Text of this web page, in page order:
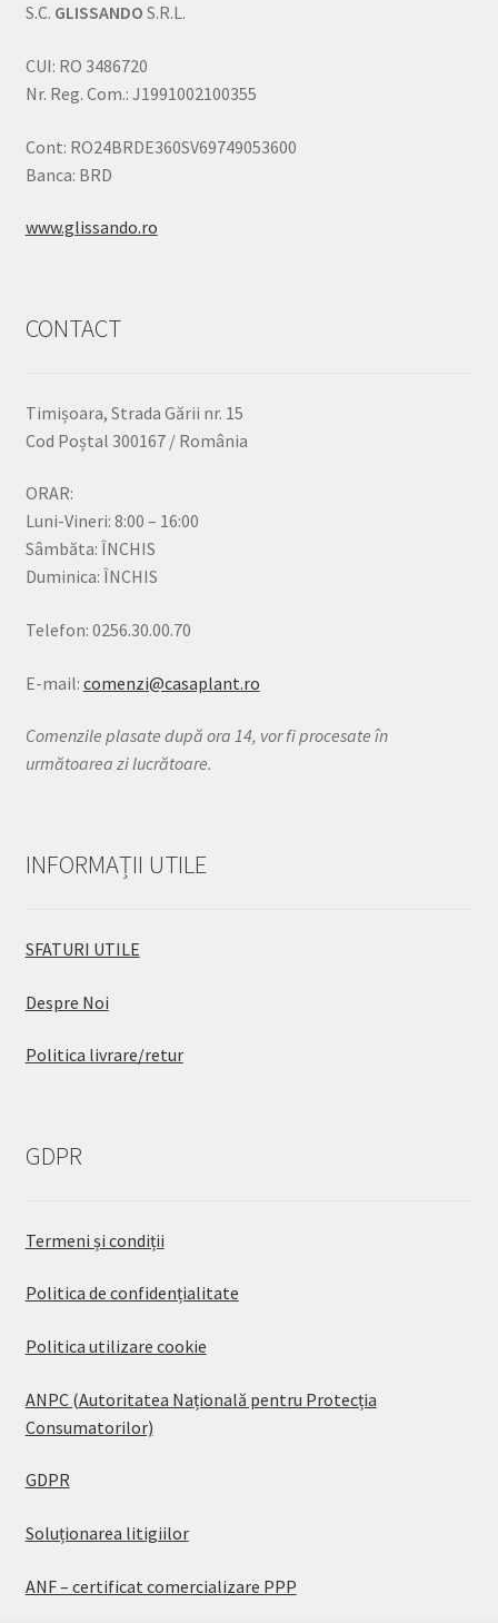
S.C. GLISSANDO S.R.L.
CUI: RO 3486720
Nr. Reg. Com.: J1991002100355
Cont: RO24BRDE360SV69749053600
Banca: BRD
www.glissando.ro
CONTACT
Timișoara, Strada Gării nr. 15
Cod Poștal 300167 / România
ORAR:
Luni-Vineri: 8:00 – 16:00
Sâmbăta: ÎNCHIS
Duminica: ÎNCHIS
Telefon: 0256.30.00.70
E-mail: comenzi@casaplant.ro
Comenzile plasate după ora 14, vor fi procesate în
următoarea zi lucrătoare.
INFORMAȚII UTILE
SFATURI UTILE
Despre Noi
Politica livrare/retur
GDPR
Termeni și condiții
Politica de confidențialitate
Politica utilizare cookie
ANPC (Autoritatea Națională pentru Protecția
Consumatorilor)
GDPR
Soluționarea litigiilor
ANF – certificat comercializare PPP